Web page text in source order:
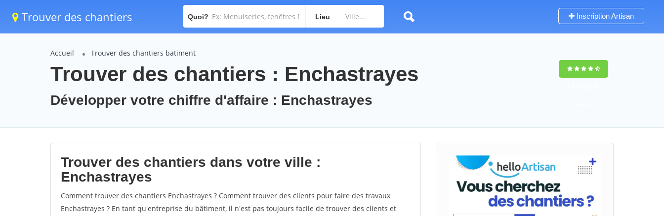
Trouver des chantiers Quoi? Lieu Inscription Artisan
Accueil Trouver des chantiers batiment
Trouver des chantiers : Enchastrayes
Développer votre chiffre d'affaire : Enchastrayes
Trouver des chantiers dans votre ville :
Enchastrayes
Comment trouver des chantiers Enchastrayes ? Comment trouver des clients pour faire des travaux
Enchastrayes ? En tant qu'entreprise du bâtiment, il n'est pas toujours facile de trouver des clients et